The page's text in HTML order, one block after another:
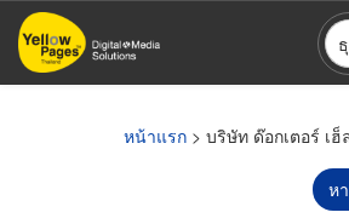
ข้าม
ไป
หน้าแรก > บริษัท ด๊อกเตอร์ เ
ห